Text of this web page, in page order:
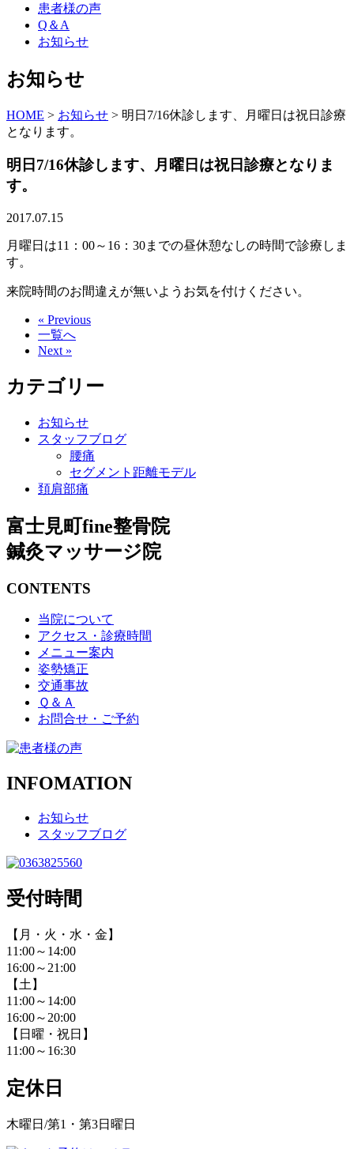
患者様の声
Q＆A
お知らせ
お知らせ
HOME > お知らせ > 明日7/16休診します、月曜日は祝日診療
となります。
明日7/16休診します、月曜日は祝日診療となりま
す。
2017.07.15
月曜日は11：00～16：30までの昼休憩なしの時間で診療しま
す。
来院時間のお間違えが無いようお気を付けください。
« Previous
一覧へ
Next »
カテゴリー
お知らせ
スタッフブログ
腰痛
セグメント距離モデル
頚肩部痛
富士見町fine整骨院
鍼灸マッサージ院
CONTENTS
当院について
アクセス・診療時間
メニュー案内
姿勢矯正
交通事故
Ｑ＆Ａ
お問合せ・ご予約
INFOMATION
お知らせ
スタッフブログ
受付時間
【月・火・水・金】
11:00～14:00
16:00～21:00
【土】
11:00～14:00
16:00～20:00
【日曜・祝日】
11:00～16:30
定休日
木曜日/第1・第3日曜日